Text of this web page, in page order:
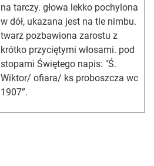
na tarczy. głowa lekko pochylona
w dół, ukazana jest na tle nimbu.
twarz pozbawiona zarostu z
krótko przyciętymi włosami. pod
stopami Świętego napis: "Ś.
Wiktor/ ofiara/ ks proboszcza wc
1907”.